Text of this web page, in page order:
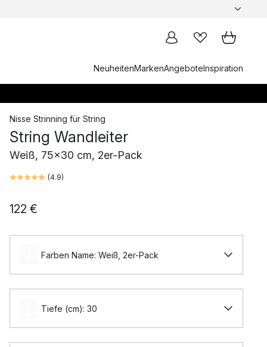
NeuheitenMarkenAngeboteInspiration
Nisse Strinning für String
String Wandleiter
Weiß, 75x30 cm, 2er-Pack
(4.9)
122 €
Farben Name: Weiß, 2er-Pack
Tiefe (cm): 30